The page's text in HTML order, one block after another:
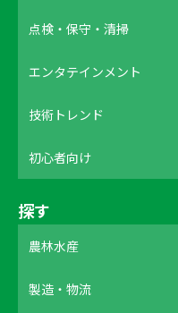
点検・保守・清掃
エンタテインメント
技術トレンド
初心者向け
探す
農林水産
製造・物流